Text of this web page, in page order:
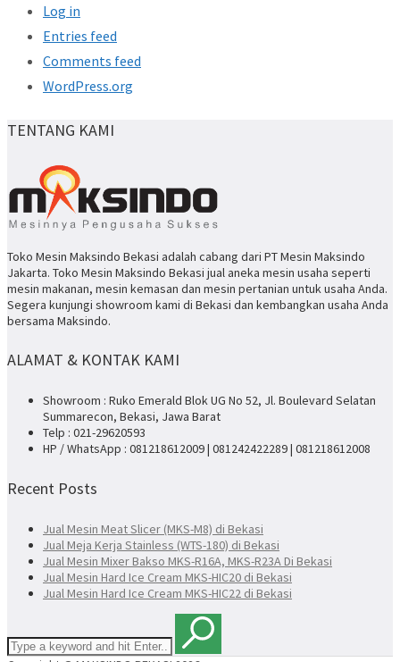
Log in
Entries feed
Comments feed
WordPress.org
TENTANG KAMI
Toko Mesin Maksindo Bekasi adalah cabang dari PT Mesin Maksindo
Jakarta. Toko Mesin Maksindo Bekasi jual aneka mesin usaha seperti
mesin makanan, mesin kemasan dan mesin pertanian untuk usaha Anda.
Segera kunjungi showroom kami di Bekasi dan kembangkan usaha Anda
bersama Maksindo.
ALAMAT & KONTAK KAMI
Showroom : Ruko Emerald Blok UG No 52, Jl. Boulevard Selatan
Summarecon, Bekasi, Jawa Barat
Telp : 021-29620593
HP / WhatsApp : 081218612009 | 081242422289 | 081218612008
Recent Posts
Jual Mesin Meat Slicer (MKS-M8) di Bekasi
Jual Meja Kerja Stainless (WTS-180) di Bekasi
Jual Mesin Mixer Bakso MKS-R16A, MKS-R23A Di Bekasi
Jual Mesin Hard Ice Cream MKS-HIC20 di Bekasi
Jual Mesin Hard Ice Cream MKS-HIC22 di Bekasi